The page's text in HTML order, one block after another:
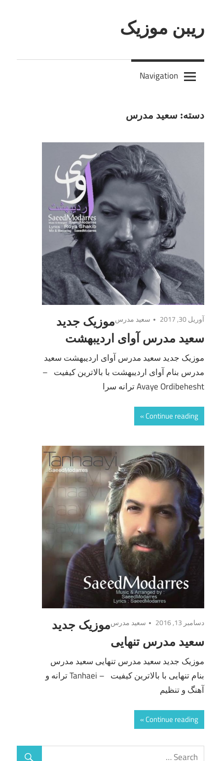
content
ریبن موزیک
mp3
جدید
Navigation
دسته: سعید مدرس
آوریل 30, 2017 سعید مدرسموزیک جدید
سعید مدرس آوای اردیبهشت
موزیک جدید سعید مدرس آوای اردیبهشت سعید
مدرس بنام آوای اردیبهشت با بالاترین کیفیت –
Avaye Ordibehesht ترانه سرا
Continue reading
دسامبر 13, 2016 سعید مدرسموزیک جدید
سعید مدرس تنهایى
موزیک جدید سعید مدرس تنهایى سعید مدرس
بنام تنهایى با بالاترین کیفیت – Tanhaei ترانه و
آهنگ و تنظیم
Continue reading